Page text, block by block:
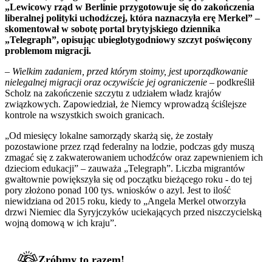
„Lewicowy rząd w Berlinie przygotowuje się do zakończenia
liberalnej polityki uchodźczej, która naznaczyła erę Merkel” –
skomentował w sobotę portal brytyjskiego dziennika
„Telegraph”, opisując ubiegłotygodniowy szczyt poświęcony
problemom migracji.
– Wielkim zadaniem, przed którym stoimy, jest uporządkowanie
nielegalnej migracji oraz oczywiście jej ograniczenie – podkreślił
Scholz na zakończenie szczytu z udziałem władz krajów
związkowych. Zapowiedział, że Niemcy wprowadzą ściślejsze
kontrole na wszystkich swoich granicach.
„Od miesięcy lokalne samorządy skarżą się, że zostały
pozostawione przez rząd federalny na lodzie, podczas gdy muszą
zmagać się z zakwaterowaniem uchodźców oraz zapewnieniem ich
dzieciom edukacji” – zauważa „Telegraph”. Liczba migrantów
gwałtownie powiększyła się od początku bieżącego roku - do tej
pory złożono ponad 100 tys. wniosków o azyl. Jest to ilość
niewidziana od 2015 roku, kiedy to „Angela Merkel otworzyła
drzwi Niemiec dla Syryjczyków uciekających przed niszczycielską
wojną domową w ich kraju”.
Zróbmy to razem!